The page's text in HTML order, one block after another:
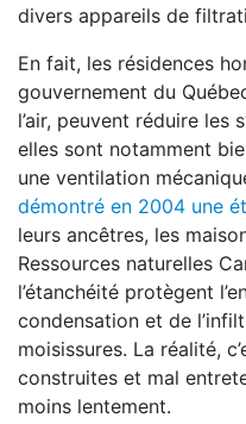
divers appareils de
En fait, les résidences
gouvernement du
l’air, peuvent réduire
elles sont notamment
une ventilation
démontré en 2004 une
leurs ancêtres, les
Ressources naturelles
l’étanchéité protègent
condensation et de
moisissures. La réalité,
construites et mal
moins lentement.